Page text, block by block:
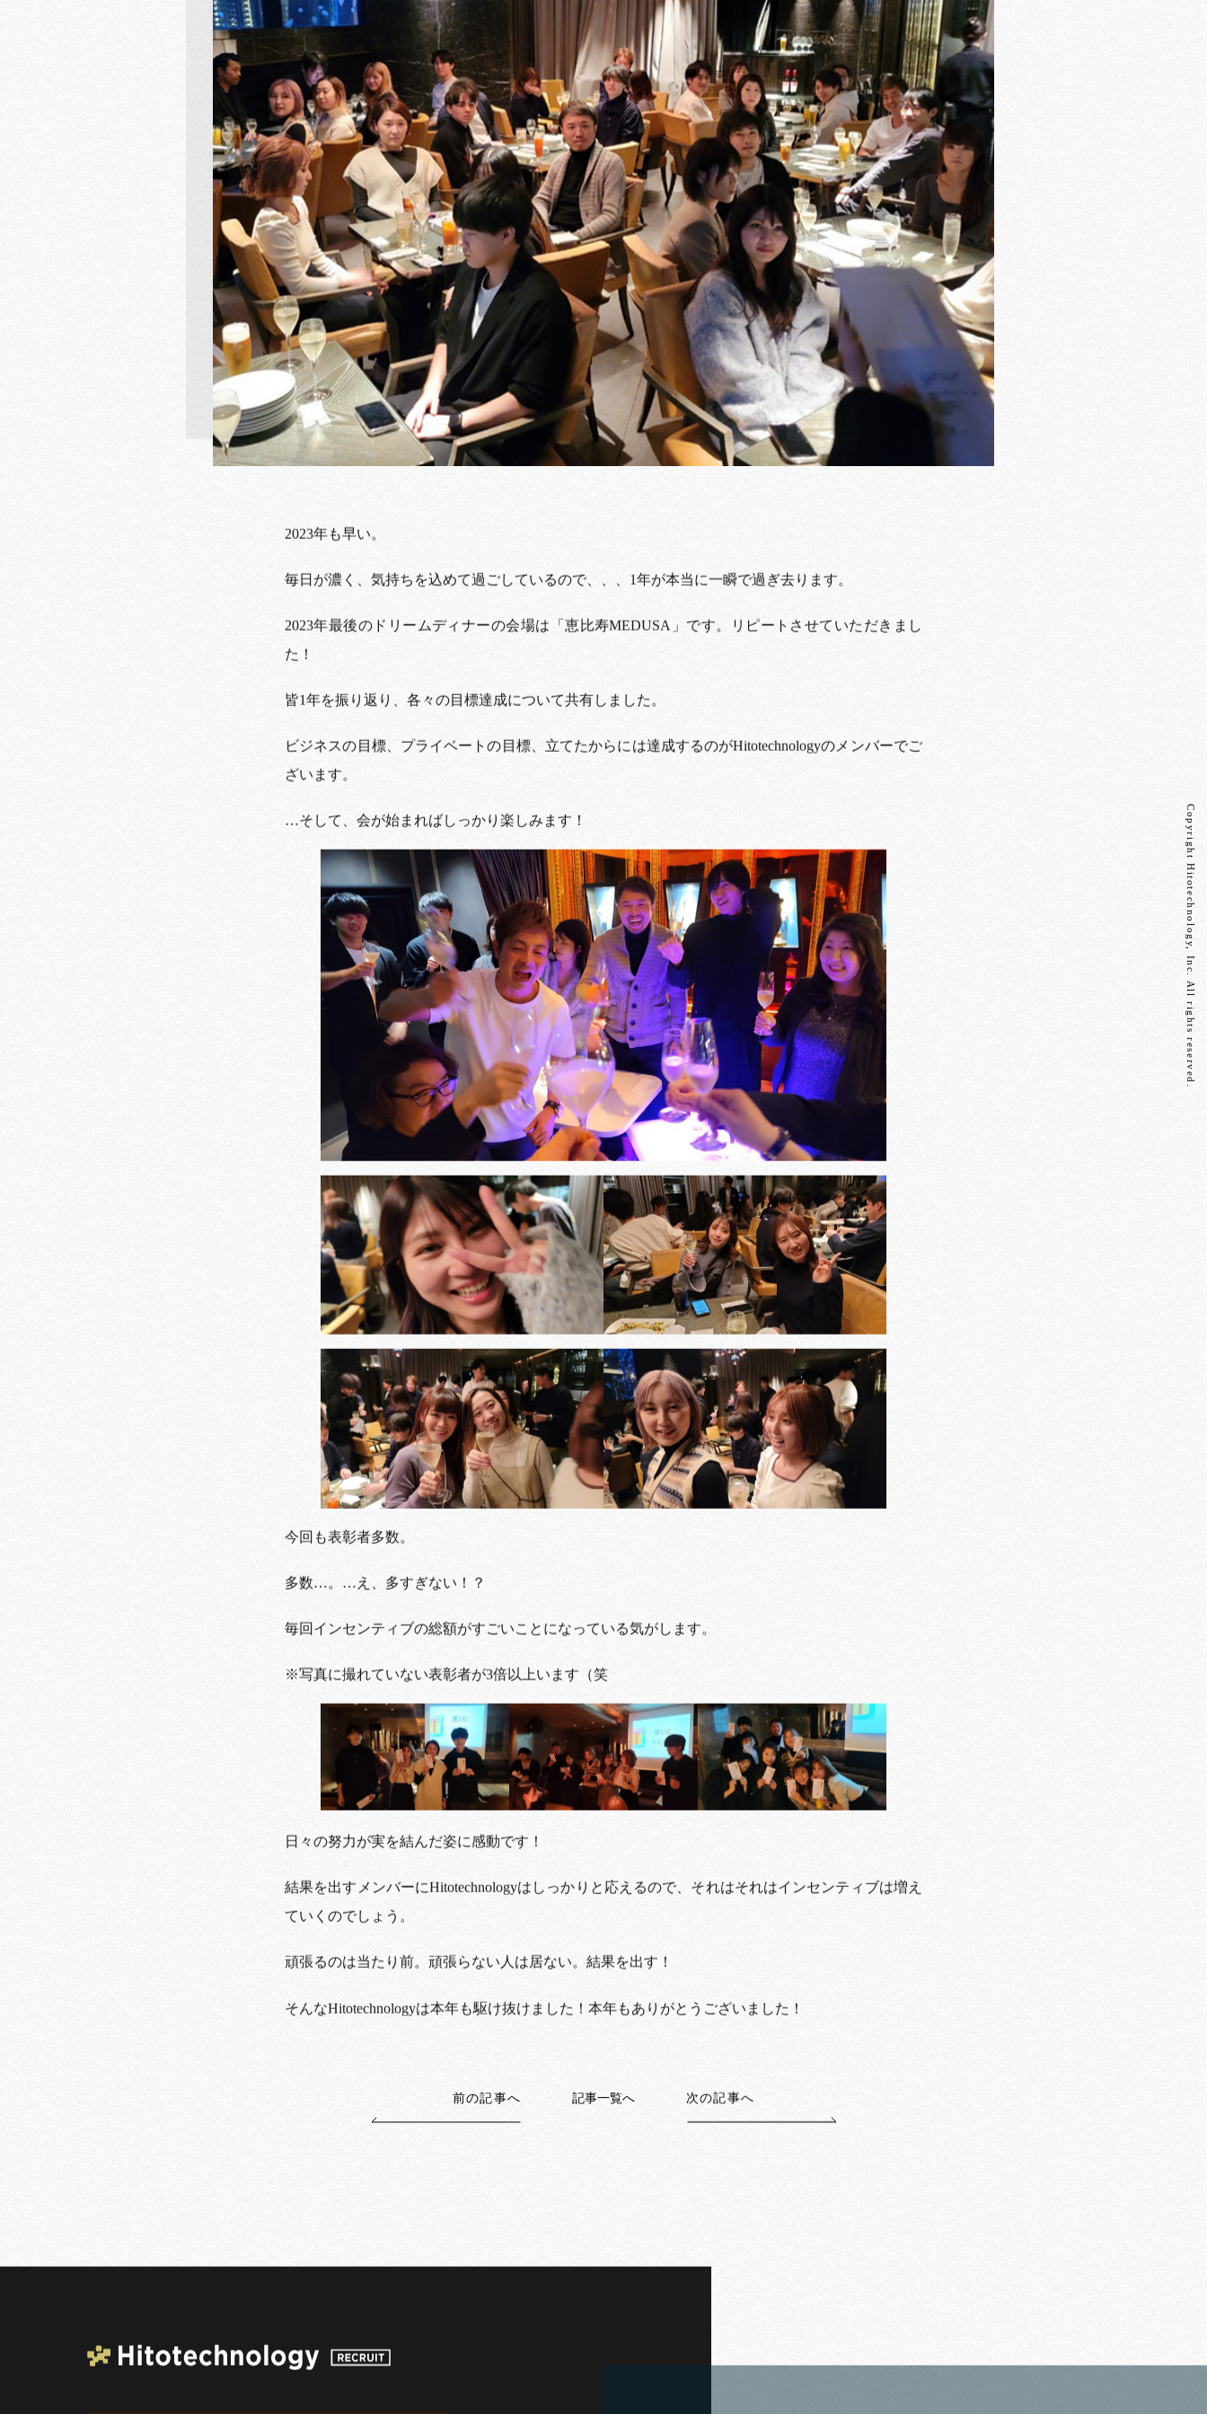
2023年も早い。
毎日が濃く、気持ちを込めて過ごしているので、、、1年が本当に一瞬で過ぎ去ります。
2023年最後のドリームディナーの会場は「恵比寿MEDUSA」です。リピートさせていただきまし
た！
皆1年を振り返り、各々の目標達成について共有しました。
ビジネスの目標、プライベートの目標、立てたからには達成するのがHitotechnologyのメンバーでご
ざいます。
…そして、会が始まればしっかり楽しみます！
今回も表彰者多数。
多数…。…え、多すぎない！？
毎回インセンティブの総額がすごいことになっている気がします。
※写真に撮れていない表彰者が3倍以上います（笑
日々の努力が実を結んだ姿に感動です！
結果を出すメンバーにHitotechnologyはしっかりと応えるので、それはそれはインセンティブは増え
ていくのでしょう。
頑張るのは当たり前。頑張らない人は居ない。結果を出す！
そんなHitotechnologyは本年も駆け抜けました！本年もありがとうございました！
前の記事へ 記事一覧へ 次の記事へ
Copyright Hitotechnology, Inc. All rights reserved.